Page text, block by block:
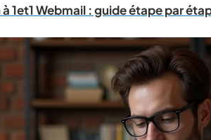
1et1 Webmail : guide étape par